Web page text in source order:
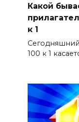
Какой
к 1
100 к 1